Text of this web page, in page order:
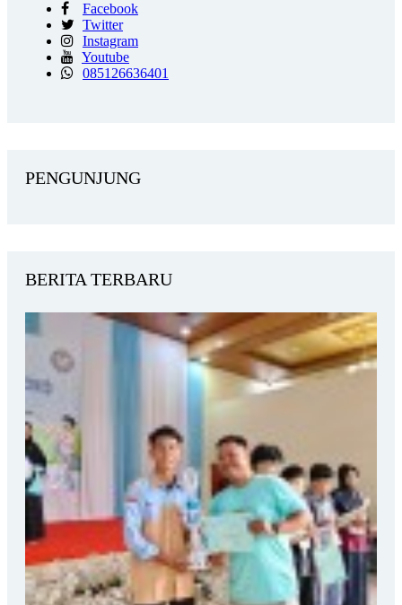
Facebook
Twitter
Instagram
Youtube
085126636401
PENGUNJUNG
BERITA TERBARU